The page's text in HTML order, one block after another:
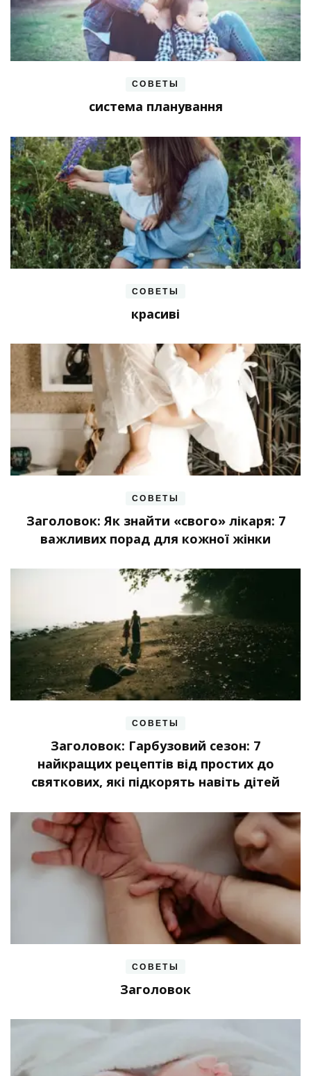
СОВЕТЫ
система планування
СОВЕТЫ
красиві
СОВЕТЫ
Заголовок: Як знайти «свого» лікаря: 7
важливих порад для кожної жінки
СОВЕТЫ
Заголовок: Гарбузовий сезон: 7
найкращих рецептів від простих до
святкових, які підкорять навіть дітей
СОВЕТЫ
Заголовок